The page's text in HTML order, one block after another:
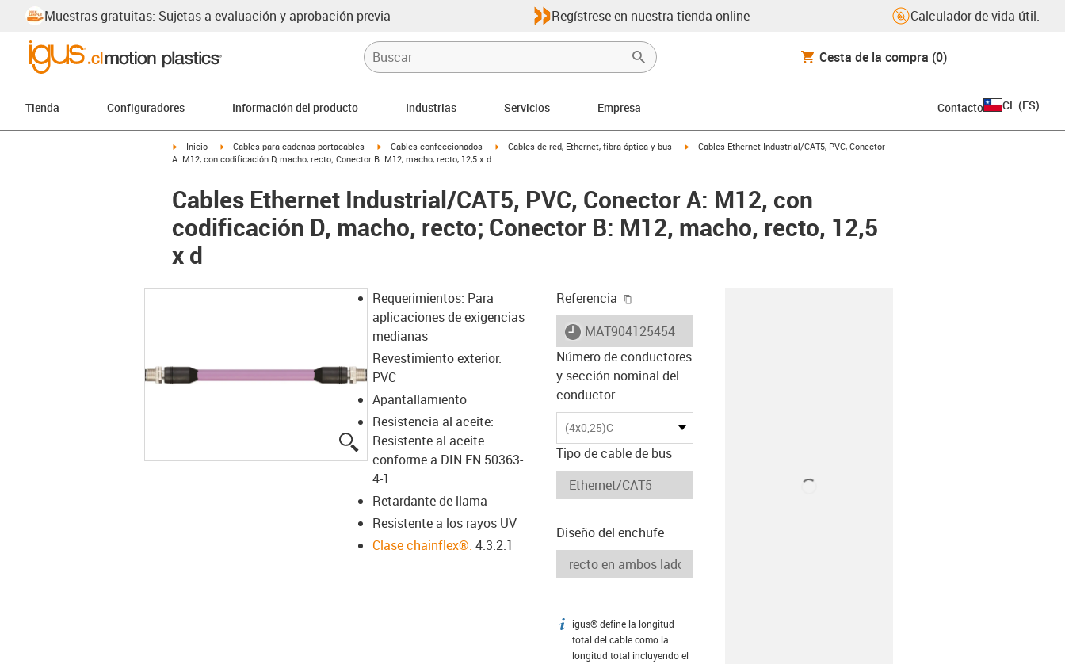
Muestras gratuitas: Sujetas a evaluación y aprobación previa Regístrese en nuestra tienda online Calculador de vida útil.
Cesta de la compra (0)
Tienda Configuradores Información del producto Industrias Servicios Empresa Contacto CL (ES)
igus-icon-arrow-right
Inicio igus-icon-arrow-right
Cables para cadenas portacables igus-icon-arrow-right
Cables confeccionados igus-icon-arrow-right
Cables de red, Ethernet, fibra óptica y bus igus-icon-arrow-right
Cables Ethernet Industrial/CAT5, PVC, Conector
A: M12, con codificación D, macho, recto; Conector B: M12, macho, recto, 12,5 x d
Cables Ethernet Industrial/CAT5, PVC, Conector A: M12, con
codificación D, macho, recto; Conector B: M12, macho, recto, 12,5
x d
igus-icon-lupe
Requerimientos: Para
aplicaciones de exigencias
medianas
Revestimiento exterior:
PVC
Apantallamiento
Resistencia al aceite:
Resistente al aceite
conforme a DIN EN 50363-
4-1
Retardante de llama
Resistente a los rayos UV
Clase chainflex®: 4.3.2.1
Referencia
igus-icon-lieferzeit
MAT904125454
Número de conductores
y sección nominal del
conductor
(4x0,25)C
Tipo de cable de bus
Diseño del enchufe
igus-icon-info
igus® define la longitud
total del cable como la
longitud total incluyendo el